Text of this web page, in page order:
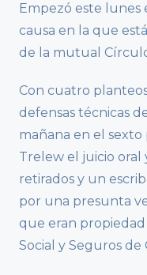
Empezó este
causa en la que
de la mutual
Con cuatro
defensas técnicas
mañana en el
Trelew el juicio oral
retirados y un
por una presunta
que eran
Social y Seguros